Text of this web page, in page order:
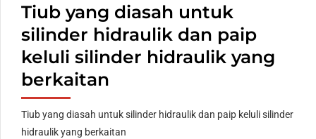
Tiub yang diasah untuk
silinder hidraulik dan paip
keluli silinder hidraulik yang
berkaitan
Tiub yang diasah untuk silinder hidraulik dan paip keluli silinder
hidraulik yang berkaitan